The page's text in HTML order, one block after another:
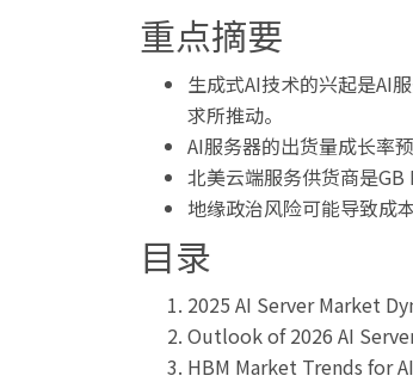
重点摘要
生成式AI技术的兴起是AI
求所推动。
AI服务器的出货量成长率
北美云端服务供货商是
地缘政治风险可能导致成
目录
2025 AI Server Market
Outlook of 2026 AI
HBM Market Trends for